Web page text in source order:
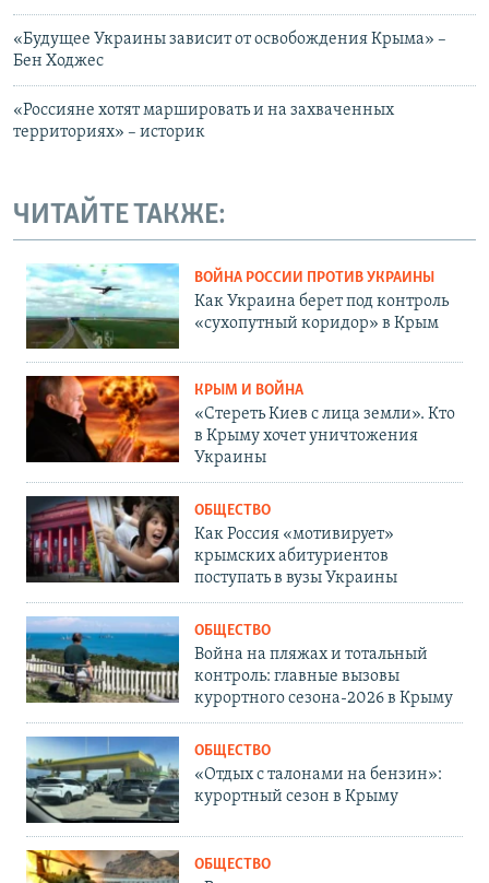
«Будущее Украины зависит от освобождения Крыма» –
Бен Ходжес
«Россияне хотят маршировать и на захваченных
территориях» – историк
ЧИТАЙТЕ ТАКЖЕ:
ВОЙНА РОССИИ ПРОТИВ УКРАИНЫ
Как Украина берет под контроль
«сухопутный коридор» в Крым
КРЫМ И ВОЙНА
«Стереть Киев с лица земли». Кто
в Крыму хочет уничтожения
Украины
ОБЩЕСТВО
Как Россия «мотивирует»
крымских абитуриентов
поступать в вузы Украины
ОБЩЕСТВО
Война на пляжах и тотальный
контроль: главные вызовы
курортного сезона-2026 в Крыму
ОБЩЕСТВО
«Отдых с талонами на бензин»:
курортный сезон в Крыму
ОБЩЕСТВО